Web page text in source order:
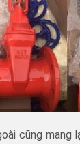
cũng mang